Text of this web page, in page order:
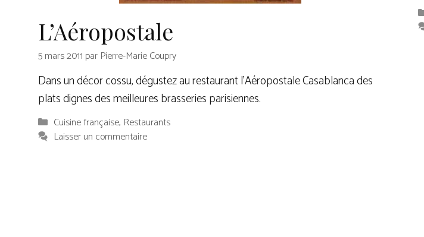
L’Aéropostale
5 mars 2011 par Pierre-Marie Coupry
Dans un décor cossu, dégustez au restaurant l’Aéropostale Casablanca des
plats dignes des meilleures brasseries parisiennes.
Catégories
Cuisine française, Restaurants
Laisser un commentaire